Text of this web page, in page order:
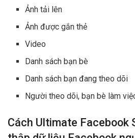
Ảnh tải lên
Ảnh được gắn thẻ
Video
Danh sách bạn bè
Danh sách bạn đang theo dõi
Người theo dõi, bạn bè làm
Cách Ultimate Facebook